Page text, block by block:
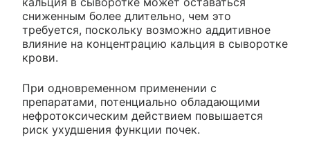
сниженным более длительно, чем это
требуется, поскольку возможно аддитивное
влияние на концентрацию кальция в сыворотке
крови.
При одновременном применении с
препаратами, потенциально обладающими
нефротоксическим действием повышается
риск ухудшения функции почек.